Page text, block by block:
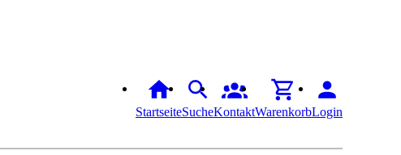
StartseiteSucheKontaktWarenkorbLogin